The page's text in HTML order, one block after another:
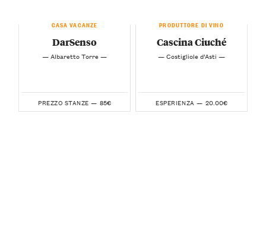
CASA VACANZE
DarSenso
— Albaretto Torre —
PREZZO STANZE — 85€
PRODUTTORE DI VINO
Cascina Ciuché
— Costigliole d’Asti —
ESPERIENZA — 20.00€